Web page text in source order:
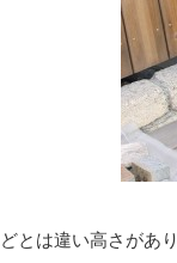
とは違い高さがあり